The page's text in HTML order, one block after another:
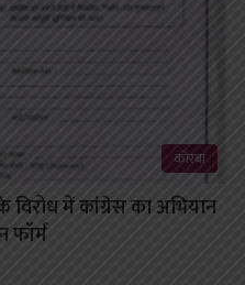
कोरबा
विरोध में कांग्रेस का अभियान